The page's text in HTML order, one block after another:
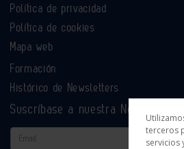
Política de privacidad
Política de cookies
Mapa web
Formación
Histórico de Newsletters
Suscríbase a nuestra Newsletter
Email
terceros
servicios